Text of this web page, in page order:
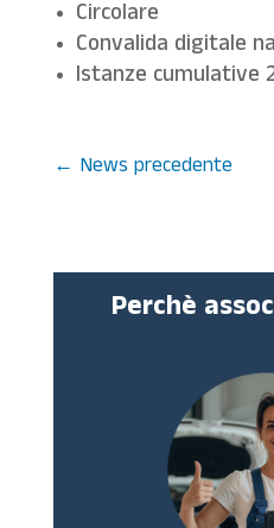
Circolare
Convalida digitale
Istanze cumulative
← News precedente
Perchè